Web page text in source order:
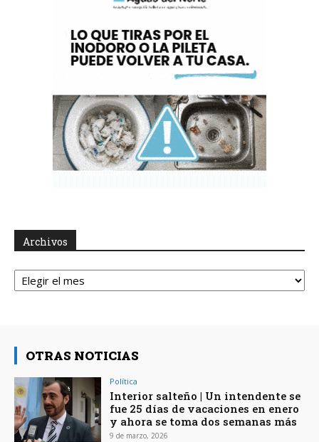
Archivos
Archivos
OTRAS NOTICIAS
Política
Interior salteño | Un intendente se
fue 25 días de vacaciones en enero
y ahora se toma dos semanas más
9 de marzo, 2026